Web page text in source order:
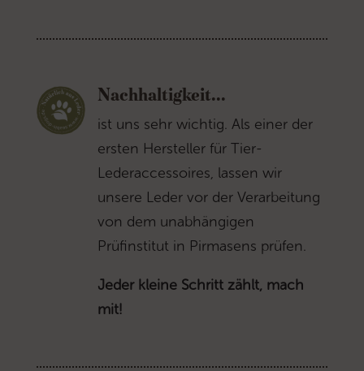
Nachhaltigkeit...
ist uns sehr wichtig. Als einer der
ersten Hersteller für Tier-
Lederaccessoires, lassen wir
unsere Leder vor der Verarbeitung
von dem unabhängigen
Prüfinstitut in Pirmasens prüfen.
Jeder kleine Schritt zählt, mach
mit!